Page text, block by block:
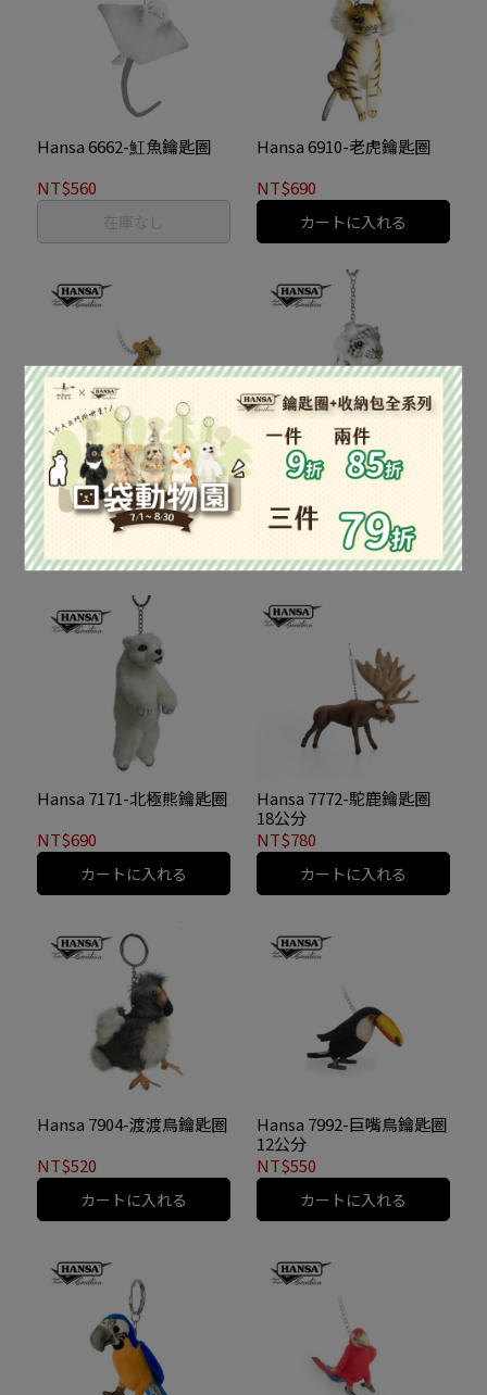
Hansa 6662-魟魚鑰匙圈
NT$560
在庫なし
Hansa 6910-老虎鑰匙圈
NT$690
カートに入れる
Hansa 6911-獵豹鑰匙圈
13公分
NT$650
Hansa 6917-雪豹鑰匙圈
NT$830
カートに入れる
Hansa 7171-北極熊鑰匙圈
NT$690
カートに入れる
Hansa 7772-駝鹿鑰匙圈
18公分
NT$780
カートに入れる
Hansa 7904-渡渡鳥鑰匙圈
NT$520
カートに入れる
Hansa 7992-巨嘴鳥鑰匙圈
12公分
NT$550
カートに入れる